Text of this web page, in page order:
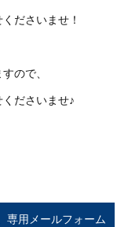
ださいませ！
ので、
ださいませ♪
専用メールフォーム